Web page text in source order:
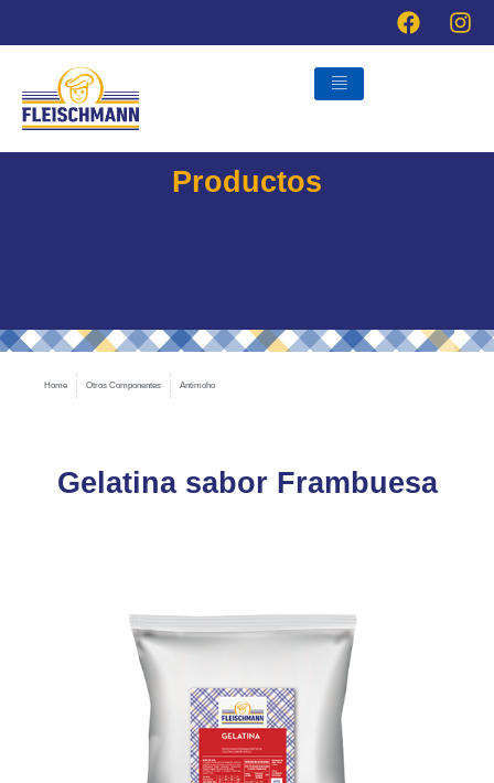
Productos
Home Otros Componentes Antimoho
Gelatina sabor Frambuesa